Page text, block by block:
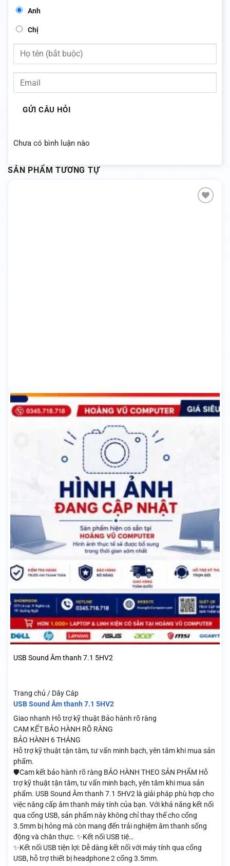
Anh
Chị
GỬI CÂU HỎI
Chưa có bình luận nào
SẢN PHẨM TƯƠNG TỰ
USB Sound Âm thanh 7.1 5HV2
Trang chủ / Dây Cáp
USB Sound Âm thanh 7.1 5HV2
Giao nhanh Hỗ trợ kỹ thuật Bảo hành rõ ràng
CAM KẾT BẢO HÀNH RÕ RÀNG
BẢO HÀNH 6 THÁNG
Hỗ trợ kỹ thuật tận tâm, tư vấn minh bạch, yên tâm khi mua sản
phẩm.
🛡️Cam kết bảo hành rõ ràng BẢO HÀNH THEO SẢN PHẨM Hỗ
trợ kỹ thuật tận tâm, tư vấn minh bạch, yên tâm khi mua sản
phẩm. USB Sound Âm thanh 7.1 5HV2 là giải pháp phù hợp cho
việc nâng cấp âm thanh máy tính của bạn. Với khả năng kết nối
qua cổng USB, sản phẩm này không chỉ thay thế cho cổng
3.5mm bị hỏng mà còn mang đến trải nghiệm âm thanh sống
động và chân thực. ✨Kết nối USB tiệ…
✨Kết nối USB tiện lợi: Dễ dàng kết nối với máy tính qua cổng
USB, hỗ trợ thiết bị headphone 2 cổng 3.5mm.